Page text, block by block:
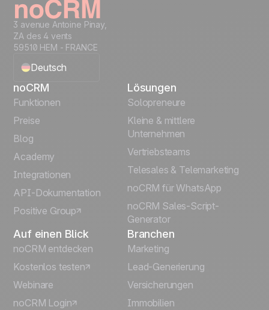
3 avenue Antoine Pinay,
ZA des 4 vents
59510 HEM - FRANCE
Deutsch
English
Español
Português
Italiano
noCRM
Funktionen
Preise
Blog
Academy
Integrationen
API-Dokumentation
Positive Group
Lösungen
Solopreneure
Kleine & mittlere
Unternehmen
Vertriebsteams
Telesales & Telemarketing
noCRM für WhatsApp
noCRM Sales-Script-
Generator
Auf einen Blick
noCRM entdecken
Kostenlos testen
Webinare
noCRM Login
Branchen
Marketing
Lead-Generierung
Versicherungen
Immobilien